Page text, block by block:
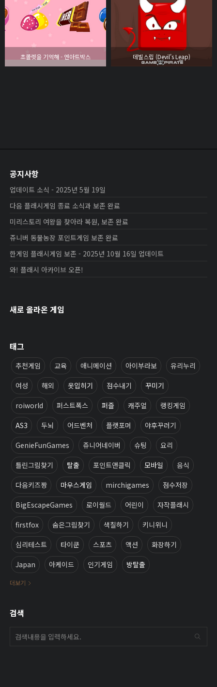
초콜렛을 기억해 - 엔아트박스 데빌스립 (Devil's Leap)
공지사항
업데이트 소식 - 2025년 5월 19일
다음 플래시게임 종료 소식과 보존 완료
미리스토리 여왕을 찾아라 복원, 보존 완료
쥬니버 동물농장 포인트게임 보존 완료
한게임 플래시게임 보존 - 2025년 10월 16일 업데이트
와! 플래시 아카이브 오픈!
새로 올라온 게임
태그
추천게임 교육 애니메이션 아이부라보 유리누리
여성 해외 옷입히기 점수내기 꾸미기
roiworld 퍼스트폭스 퍼즐 캐주얼 랭킹게임
AS3 두뇌 어드벤처 플랫포머 야후꾸러기
GenieFunGames 쥬니어네이버 슈팅 요리
틀린그림찾기 탈출 포인트앤클릭 모바일 음식
다음키즈짱 마우스게임 mirchigames 점수저장
BigEscapeGames 로이월드 어린이 자작플래시
firstfox 숨은그림찾기 색칠하기 키니위니
심리테스트 타이쿤 스포츠 액션 화장하기
Japan 아케이드 인기게임 방탈출
더보기
검색